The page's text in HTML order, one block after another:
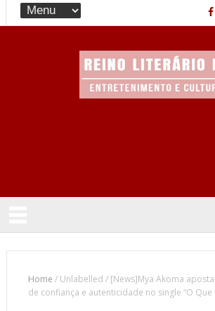
Home /Unlabelled / [News]Mya Akoma
de confiança e autenticidade no single “O Que